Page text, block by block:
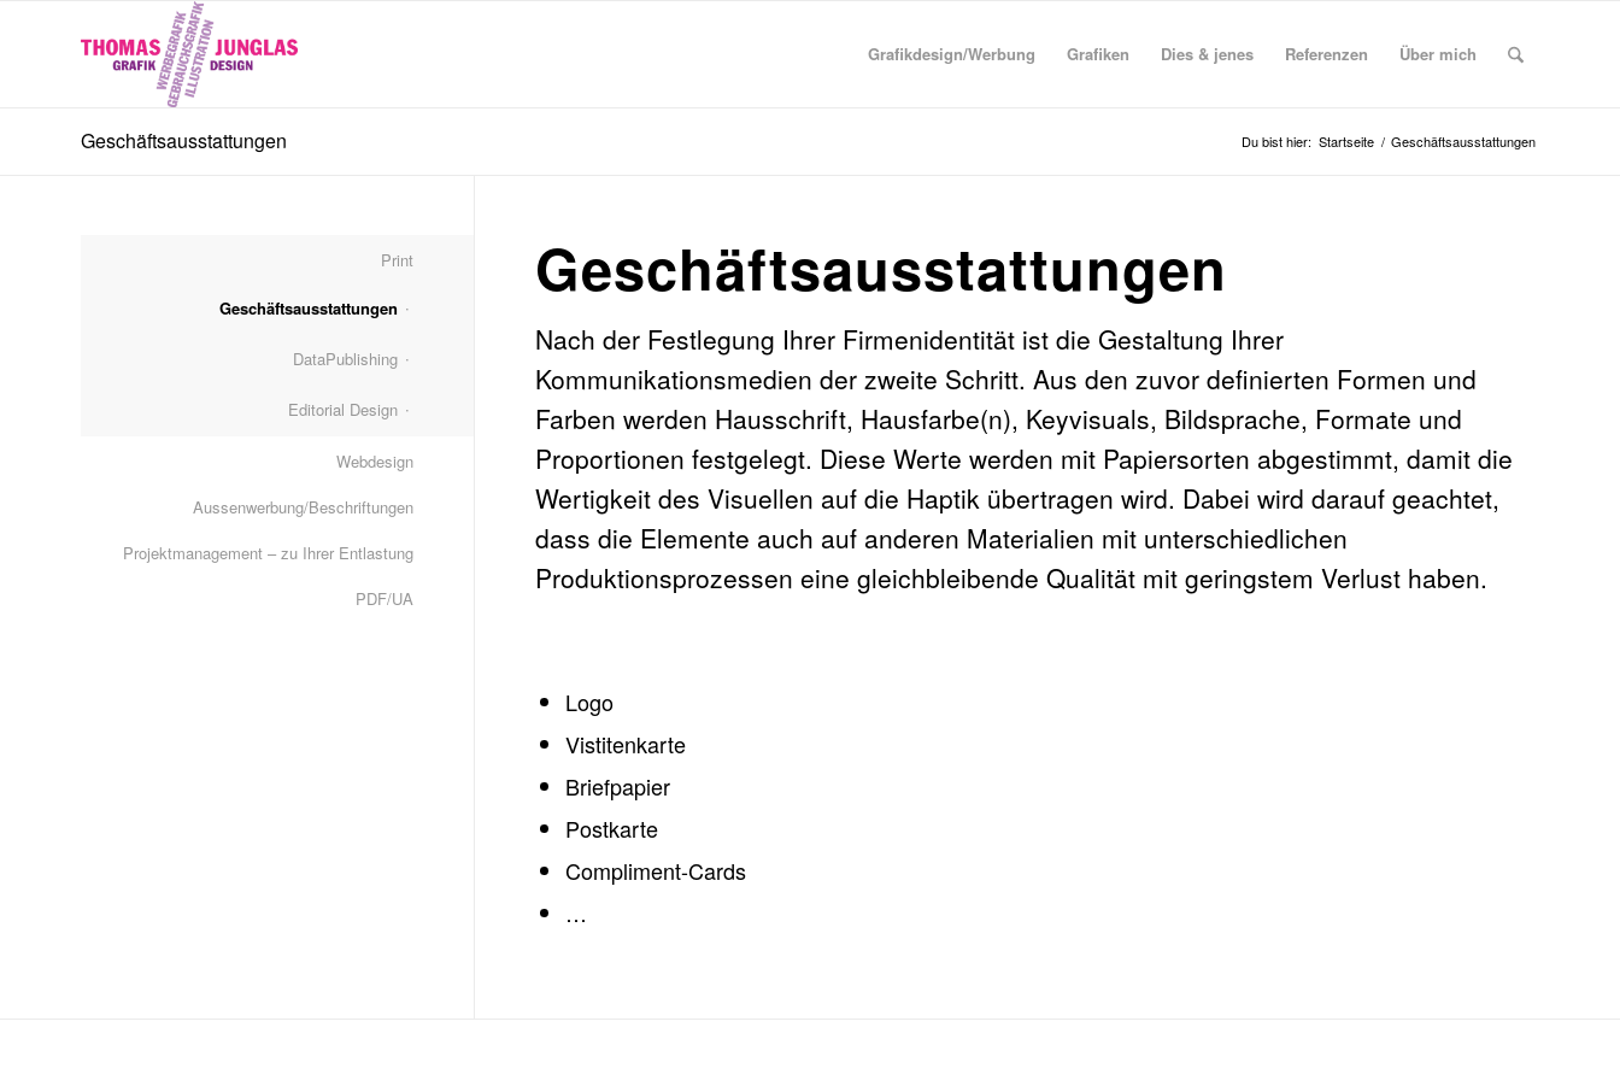
Grafikdesign/Werbung Grafiken Dies & jenes Referenzen Über mich
Geschäftsausstattungen Du bist hier: Startseite / Geschäftsausstattungen
Geschäftsausstattungen
Nach der Festlegung Ihrer Firmenidentität ist die Gestaltung Ihrer
Kommunikationsmedien der zweite Schritt. Aus den zuvor definierten Formen und
Farben werden Hausschrift, Hausfarbe(n), Keyvisuals, Bildsprache, Formate und
Proportionen festgelegt. Diese Werte werden mit Papiersorten abgestimmt, damit die
Wertigkeit des Visuellen auf die Haptik übertragen wird. Dabei wird darauf geachtet,
dass die Elemente auch auf anderen Materialien mit unterschiedlichen
Produktionsprozessen eine gleichbleibende Qualität mit geringstem Verlust haben.
Logo
Vistitenkarte
Briefpapier
Postkarte
Compliment-Cards
…
Print
Geschäftsausstattungen
DataPublishing
Editorial Design
Webdesign
Aussenwerbung/Beschriftungen
Projektmanagement – zu Ihrer Entlastung
PDF/UA